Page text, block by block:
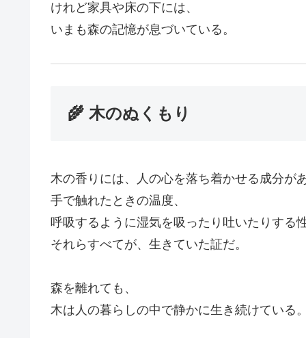
けれど家具や床の下には、
いまも森の記憶が息づいている。
🌾 木のぬくもり
木の香りには、人の心を落ち着かせる成分があ
手で触れたときの温度、
呼吸するように湿気を吸ったり吐いたりする性
それらすべてが、生きていた証だ。
森を離れても、
木は人の暮らしの中で静かに生き続けている。